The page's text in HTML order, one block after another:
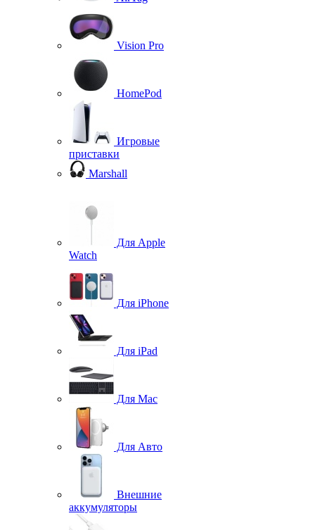
Vision Pro
HomePod
Игровые
приставки
Marshall
Для Apple
Watch
Для iPhone
Для iPad
Для Mac
Для Авто
Внешние
аккумуляторы